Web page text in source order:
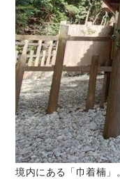
境内にある「巾着楠